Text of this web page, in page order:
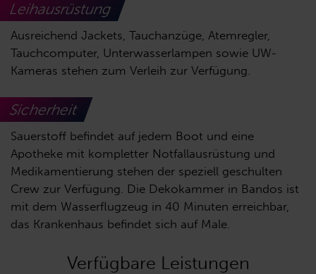
Leihausrüstung
Ausreichend Jackets, Tauchanzüge, Atemregler,
Tauchcomputer, Unterwasserlampen sowie UW-
Kameras stehen zum Verleih zur Verfügung.
Sicherheit
Sauerstoff befindet auf jedem Boot und eine
Apotheke mit kompletter Notfallausrüstung und
Medikamentierung stehen der speziell geschulten
Crew zur Verfügung. Die Dekokammer in Bandos ist
mit dem Wasserflugzeug in 40 Minuten erreichbar,
das Krankenhaus befindet sich auf Male.
Verfügbare Leistungen